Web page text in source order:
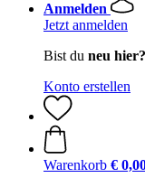
Anmelden
Jetzt anmelden
Bist du neu hier?
Konto erstellen
Warenkorb €